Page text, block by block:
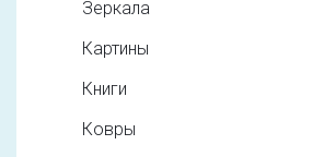
Зеркала
Картины
Книги
Ковры